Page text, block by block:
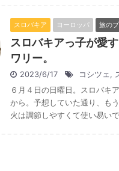
スロバキア ヨーロッパ 旅の
スロバキアっ子が愛
ワリー。
2023/6/17 コシツェ ,
６月４日の日曜日。スロバキ
から。予想していた通り、も
火は調節しやすくて使い易い